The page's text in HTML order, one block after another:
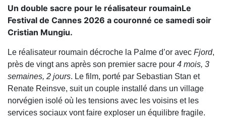
Un double sacre pour le réalisateur roumainLe
Festival de Cannes 2026 a couronné ce samedi soir
Cristian Mungiu.
Le réalisateur roumain décroche la Palme d’or avec Fjord,
près de vingt ans après son premier sacre pour 4 mois, 3
semaines, 2 jours. Le film, porté par Sebastian Stan et
Renate Reinsve, suit un couple installé dans un village
norvégien isolé où les tensions avec les voisins et les
services sociaux vont faire exploser un équilibre fragile.